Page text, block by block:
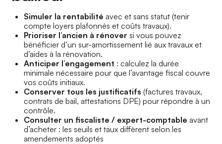
Simuler la rentabilité avec et sans statut (tenir
compte loyers plafonnés et coûts travaux).
Prioriser l’ancien à rénover si vous pouvez
bénéficier d’un sur-amortissement lié aux travaux et
d’aides à la rénovation.
Anticiper l’engagement : calculez la durée
minimale nécessaire pour que l’avantage fiscal couvre
vos coûts initiaux.
Conserver tous les justificatifs (factures travaux,
contrats de bail, attestations DPE) pour répondre à un
contrôle.
Consulter un fiscaliste / expert-comptable avant
d’acheter : les seuils et taux diffèrent selon les
amendements adoptés